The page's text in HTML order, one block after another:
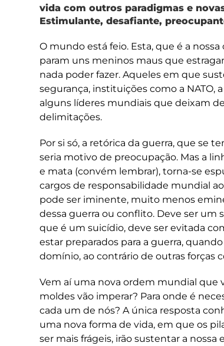
vida com outros paradigmas e
Estimulante, desafiante,
O mundo está feio. Esta, que é a
param uns meninos maus que
nada poder fazer. Aqueles em que
segurança, instituições como a NATO,
alguns líderes mundiais que deixam
delimitações.
Por si só, a retórica da guerra, que se
seria motivo de preocupação. Mas a
e mata (convém lembrar), torna-se
cargos de responsabilidade mundial
pode ser iminente, muito menos
dessa guerra ou conflito. Deve ser um
que é um suicídio, deve ser evitada
estar preparados para a guerra,
domínio, ao contrário de outras forças
Vem aí uma nova ordem mundial que
moldes vão imperar? Para onde é
cada um de nós? A única resposta
uma nova forma de vida, em que os
ser mais frágeis, irão sustentar a nossa